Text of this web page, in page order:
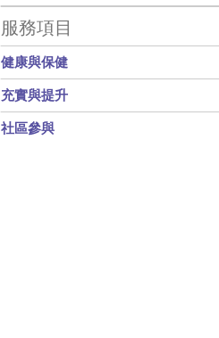
Primary Sidebar
服務項目
健康與保健
充實與提升
社區參與